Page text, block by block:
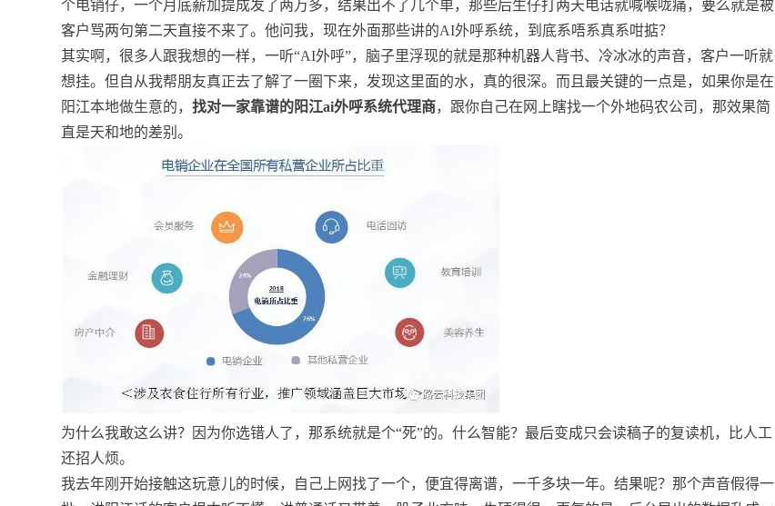
个电销仔，一个月底薪加提成发了两万多，结果出不了几个单，那些后生仔打两天电话就喊喉咙痛，要么就是被
客户骂两句第二天直接不来了。他问我，现在外面那些讲的AI外呼系统，到底系唔系真系咁掂？
其实啊，很多人跟我想的一样，一听“AI外呼”，脑子里浮现的就是那种机器人背书、冷冰冰的声音，客户一听就
想挂。但自从我帮朋友真正去了解了一圈下来，发现这里面的水，真的很深。而且最关键的一点是，如果你是在
阳江本地做生意的，找对一家靠谱的阳江ai外呼系统代理商，跟你自己在网上瞎找一个外地码农公司，那效果简
直是天和地的差别。
为什么我敢这么讲？因为你选错人了，那系统就是个“死”的。什么智能？最后变成只会读稿子的复读机，比人工
还招人烦。
我去年刚开始接触这玩意儿的时候，自己上网找了一个，便宜得离谱，一千多块一年。结果呢？那个声音假得一